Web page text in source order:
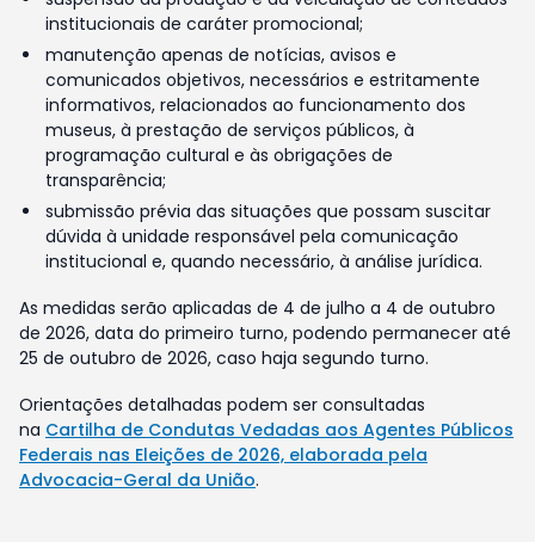
institucionais de caráter promocional;
manutenção apenas de notícias, avisos e
comunicados objetivos, necessários e estritamente
informativos, relacionados ao funcionamento dos
museus, à prestação de serviços públicos, à
programação cultural e às obrigações de
transparência;
submissão prévia das situações que possam suscitar
dúvida à unidade responsável pela comunicação
institucional e, quando necessário, à análise jurídica.
As medidas serão aplicadas de 4 de julho a 4 de outubro
de 2026, data do primeiro turno, podendo permanecer até
25 de outubro de 2026, caso haja segundo turno.
Orientações detalhadas podem ser consultadas
na Cartilha de Condutas Vedadas aos Agentes Públicos
Federais nas Eleições de 2026, elaborada pela
Advocacia-Geral da União.